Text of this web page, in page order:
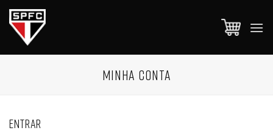
Skip
content
MINHA CONTA
ENTRAR